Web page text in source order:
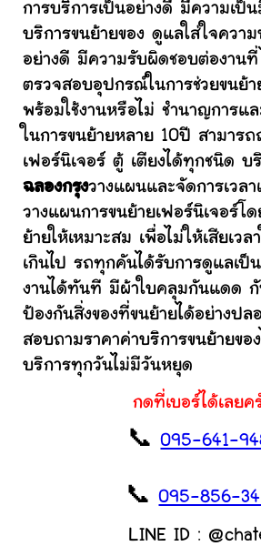
การบริการเป็นอย่างดี มีความเป็น
บริการขนย้ายของ ดูแลใส่ใจควา
อย่างดี มีความรับผิดชอบต่องาน
ตรวจสอบอุปกรณ์ในการช่วยขนย้
พร้อมใช้งานหรือไม่ ชำนาญการแ
ในการขนย้ายหลาย 10ปี สามาร
เฟอร์นิเจอร์ ตู้ เตียงได้ทุกชนิด บ
ฉลองกรุงวางแผนและจัดการเวล
วางแผนการขนย้ายเฟอร์นิเจอร์โด
ย้ายให้เหมาะสม เพื่อไม่ให้เสียเวล
เกินไป รถทุกคันได้รับการดูแลเป็
งานได้ทันที มีผ้าใบคลุมกันแดด
ป้องกันสิ่งของที่ขนย้ายได้อย่างป
สอบถามราคาค่าบริการขนย้ายขอ
บริการทุกวันไม่มีวันหยุด
กดที่เบอร์ได้เลยค
📞095-641-
📞095-856-
LINE ID :